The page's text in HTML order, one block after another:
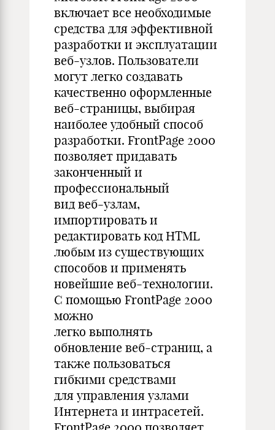
включает все необходимые
средства для эффективной
разработки и эксплуатации
веб-узлов. Пользователи
могут легко создавать
качественно оформленные
веб-страницы, выбирая
наиболее удобный способ
разработки. FrontPage 2000
позволяет придавать
законченный и
профессиональный
вид веб-узлам,
импортировать и
редактировать код HTML
любым из существующих
способов и применять
новейшие веб-технологии.
С помощью FrontPage 2000
можно
легко выполнять
обновление веб-страниц, а
также пользоваться
гибкими средствами
для управления узлами
Интернета и интрасетей.